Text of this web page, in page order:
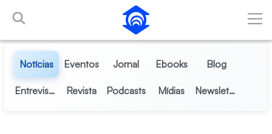
Pular para o Conteúdo principal
Notícias Eventos Jornal Ebooks Blog
Entrevistas Revista Podcasts Mídias Newsletter